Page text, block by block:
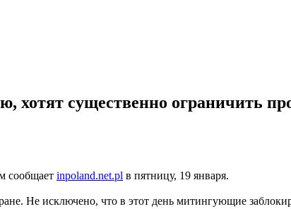
хотят существенно ограничить
сообщает inpoland.net.pl в пятницу, 19 января.
Не исключено, что в этот день митингующие